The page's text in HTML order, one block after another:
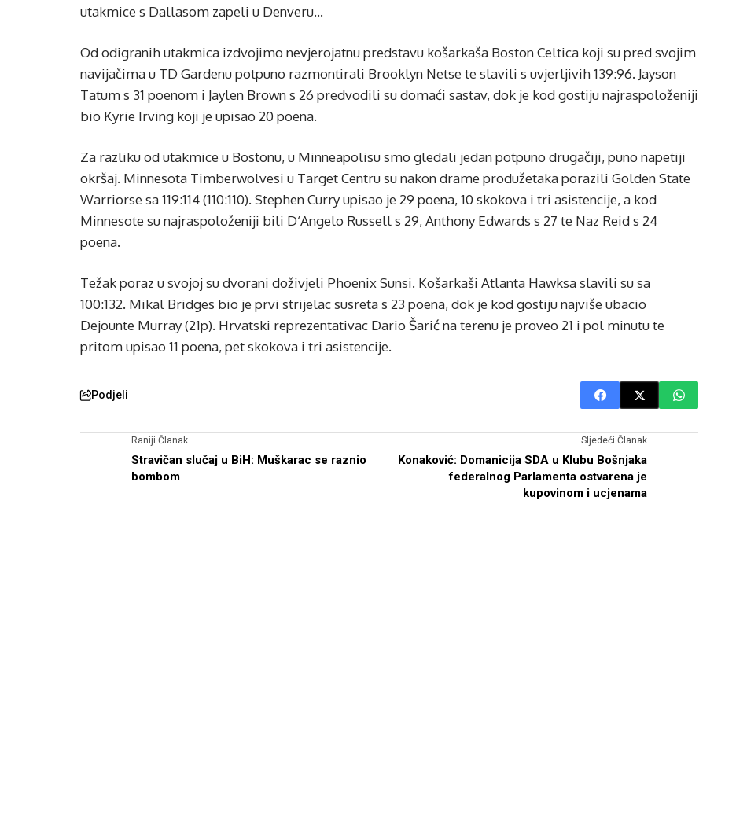
utakmice s Dallasom zapeli u Denveru…
Od odigranih utakmica izdvojimo nevjerojatnu predstavu košarkaša Boston Celtica koji su pred svojim
navijačima u TD Gardenu potpuno razmontirali Brooklyn Netse te slavili s uvjerljivih 139:96. Jayson
Tatum s 31 poenom i Jaylen Brown s 26 predvodili su domaći sastav, dok je kod gostiju najraspoloženiji
bio Kyrie Irving koji je upisao 20 poena.
Za razliku od utakmice u Bostonu, u Minneapolisu smo gledali jedan potpuno drugačiji, puno napetiji
okršaj. Minnesota Timberwolvesi u Target Centru su nakon drame produžetaka porazili Golden State
Warriorse sa 119:114 (110:110). Stephen Curry upisao je 29 poena, 10 skokova i tri asistencije, a kod
Minnesote su najraspoloženiji bili D‘Angelo Russell s 29, Anthony Edwards s 27 te Naz Reid s 24
poena.
Težak poraz u svojoj su dvorani doživjeli Phoenix Sunsi. Košarkaši Atlanta Hawksa slavili su sa
100:132. Mikal Bridges bio je prvi strijelac susreta s 23 poena, dok je kod gostiju najviše ubacio
Dejounte Murray (21p). Hrvatski reprezentativac Dario Šarić na terenu je proveo 21 i pol minutu te
pritom upisao 11 poena, pet skokova i tri asistencije.
Podjeli
Raniji Članak
Stravičan slučaj u BiH: Muškarac se raznio
bombom
Sljedeći Članak
Konaković: Domanicija SDA u Klubu Bošnjaka
federalnog Parlamenta ostvarena je
kupovinom i ucjenama